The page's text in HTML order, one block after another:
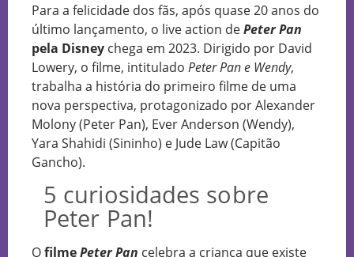
Para a felicidade dos fãs, após quase 20 anos do
último lançamento, o live action dePeter Pan
pela Disney chega em 2023. Dirigido por David
Lowery, o filme, intitulado Peter Pan e Wendy,
trabalha a história do primeiro filme de uma
nova perspectiva, protagonizado por Alexander
Molony (Peter Pan), Ever Anderson (Wendy),
Yara Shahidi (Sininho) e Jude Law (Capitão
Gancho).
5 curiosidades sobre
Peter Pan!
OfilmePeter Pan celebra a criança que existe